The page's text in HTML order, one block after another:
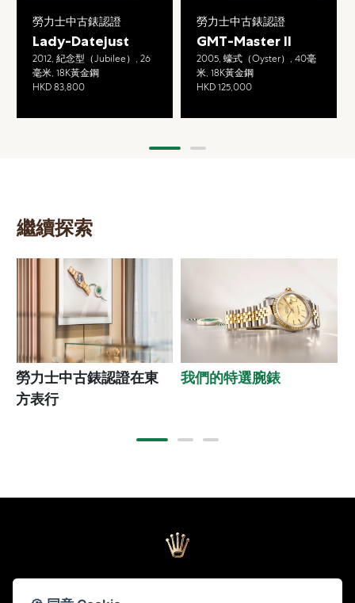
勞力士中古錶認證
Lady-Datejust
2012, 紀念型（Jubilee）, 26
毫米, 18K黃金鋼
HKD 83,800
勞力士中古錶認證
GMT-Master II
2005, 蠔式（Oyster）, 40毫
米, 18K黃金鋼
HKD 125,000
繼續探索
勞力士中古錶認證在東
方表行
我們的特選腕錶